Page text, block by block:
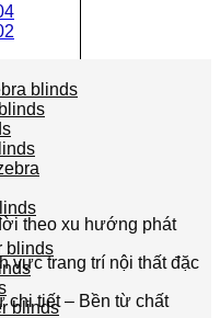
blinds
blinds
blinds
theo xu hướng phát
vực trang trí nội thất đặc
chi tiết – Bền từ chất